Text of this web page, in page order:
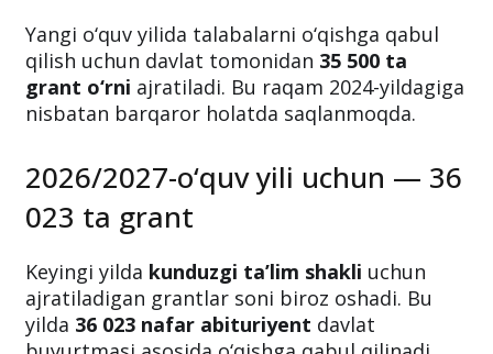
Yangi o‘quv yilida talabalarni o‘qishga qabul
qilish uchun davlat tomonidan 35 500 ta
grant o‘rni ajratiladi. Bu raqam 2024-yildagiga
nisbatan barqaror holatda saqlanmoqda.
2026/2027-o‘quv yili uchun — 36
023 ta grant
Keyingi yilda kunduzgi ta’lim shakli uchun
ajratiladigan grantlar soni biroz oshadi. Bu
yilda 36 023 nafar abituriyent davlat